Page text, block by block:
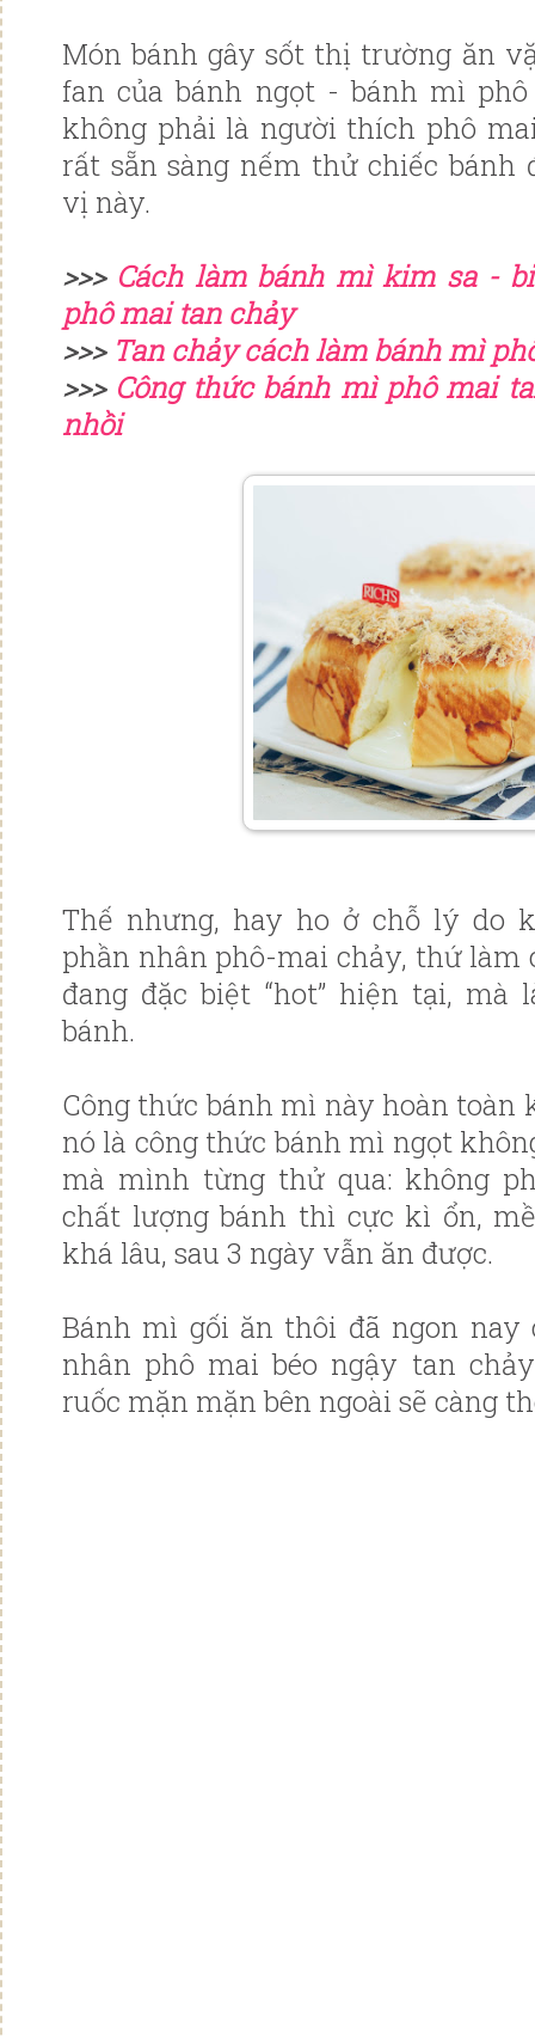
Món bánh gây sốt thị trường ăn
fan của bánh ngọt - bánh mì
không phải là người thích phô
rất sẵn sàng nếm thử chiếc bánh
vị này.
>>> Cách làm bánh mì kim sa -
phô mai tan chảy
>>> Tan chảy cách làm bánh mì
>>> Công thức bánh mì phô mai
nhồi
Thế nhưng, hay ho ở chỗ lý do
phần nhân phô-mai chảy, thứ làm
đang đặc biệt “hot” hiện tại, mà
bánh.
Công thức bánh mì này hoàn toàn
nó là công thức bánh mì ngọt
mà mình từng thử qua: không
chất lượng bánh thì cực kì ổn,
khá lâu, sau 3 ngày vẫn ăn được.
Bánh mì gối ăn thôi đã ngon
nhân phô mai béo ngậy tan
ruốc mặn mặn bên ngoài sẽ càng